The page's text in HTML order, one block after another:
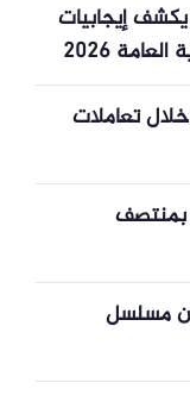
يكشف إيجابيات
2026
تعاملات
بمنتصف
الحلقتين 10 و11 من مسلسل